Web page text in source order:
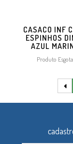
CASACO INF
ESPINHOS
AZUL
Produto